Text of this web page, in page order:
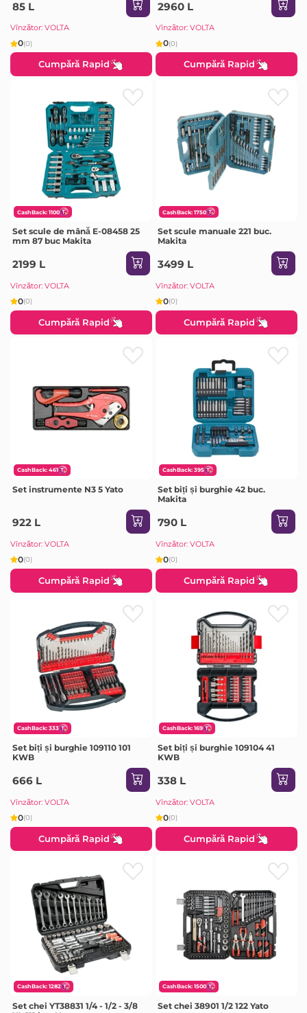
85 L
Vînzător: VOLTA
0(0)
Cumpără Rapid
2960 L
Vînzător: VOLTA
0(0)
Cumpără Rapid
CashBack: 1100
Set scule de mână E-08458 25
mm 87 buc Makita
2199 L
Vînzător: VOLTA
0(0)
Cumpără Rapid
CashBack: 1750
Set scule manuale 221 buc.
Makita
3499 L
Vînzător: VOLTA
0(0)
Cumpără Rapid
CashBack: 461
Set instrumente N3 5 Yato
922 L
Vînzător: VOLTA
0(0)
Cumpără Rapid
CashBack: 395
Set biți și burghie 42 buc.
Makita
790 L
Vînzător: VOLTA
0(0)
Cumpără Rapid
CashBack: 333
Set biți și burghie 109110 101
KWB
666 L
Vînzător: VOLTA
0(0)
Cumpără Rapid
CashBack: 169
Set biți și burghie 109104 41
KWB
338 L
Vînzător: VOLTA
0(0)
Cumpără Rapid
CashBack: 1282
Set chei YT38831 1/4 - 1/2 - 3/8
CashBack: 1500
Set chei 38901 1/2 122 Yato